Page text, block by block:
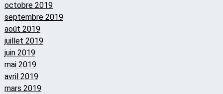
octobre 2019
septembre 2019
août 2019
juillet 2019
juin 2019
mai 2019
avril 2019
mars 2019